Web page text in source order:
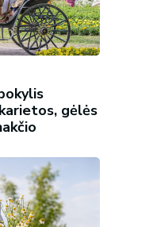
gėlės